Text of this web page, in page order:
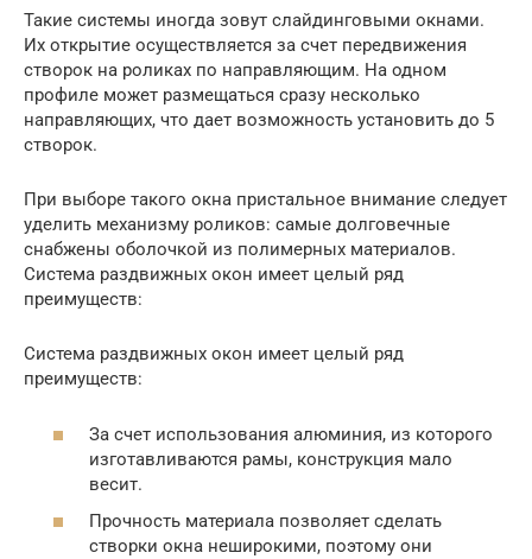
Такие системы иногда зовут слайдинговыми окнами.
Их открытие осуществляется за счет передвижения
створок на роликах по направляющим. На одном
профиле может размещаться сразу несколько
направляющих, что дает возможность установить до 5
створок.
При выборе такого окна пристальное внимание следует
уделить механизму роликов: самые долговечные
снабжены оболочкой из полимерных материалов.
Система раздвижных окон имеет целый ряд
преимуществ:
Система раздвижных окон имеет целый ряд
преимуществ:
За счет использования алюминия, из которого
изготавливаются рамы, конструкция мало
весит.
Прочность материала позволяет сделать
створки окна неширокими, поэтому они